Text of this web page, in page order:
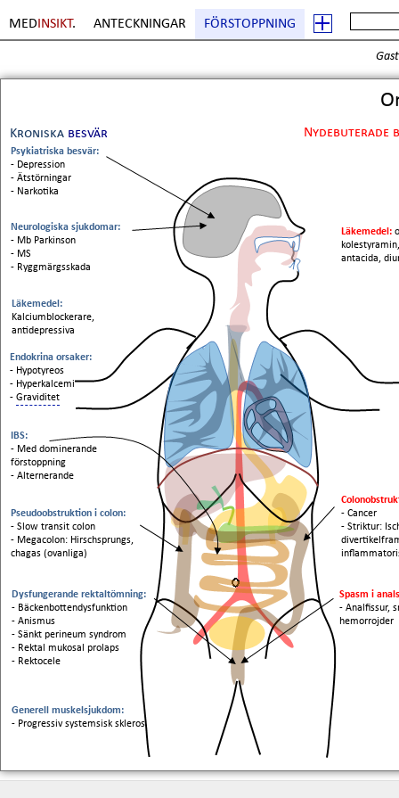
MED INSIKT. ANTECKNINGAR FÖRSTOPPNING
- Cancer
- Striktur:
Spasm i
- Analfissur,
hemorrojder
Läkemedel:
antacida,
Nydebuterade
Kroniska besvär
Läkemedel:
Kalciumblockerare,
antidepressiva
Pseudoobstruktion i colon:
- Slow transit colon
- Megacolon: Hirschsprungs,
chagas (ovanliga)
IBS:
- Med dominerande
förstoppning
- Alternerande
Dysfungerande rektaltömning:
- Bäckenbottendysfunktion
- Anismus
- Sänkt perineum syndrom
- Rektal mukosal prolaps
- Rektocele
Endokrina orsaker:
- Hypotyreos
- Hyperkalcemi
- Graviditet
Psykiatriska besvär:
- Depression
- Ätstörningar
- Narkotika
Neurologiska sjukdomar:
- Mb Parkinson
- MS
- Ryggmärgsskada
Generell muskelsjukdom:
- Progressiv systemsisk skleros